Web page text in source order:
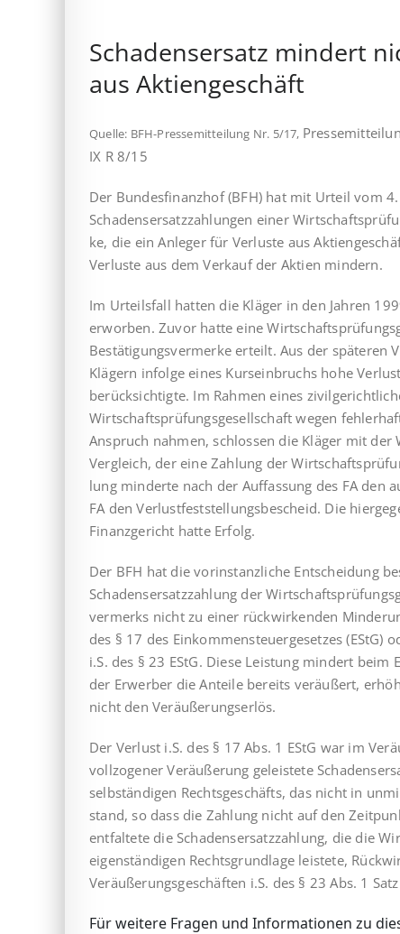
Schadensersatz mindert
aus Aktiengeschäft
Quelle: BFH-Pressemitteilung Nr. 5/17,
IX R 8/15
Der Bundesfinanzhof (BFH) hat mit Urteil vom
Schadens­ersatz­zahlungen einer
ke, die ein Anleger für Verluste aus
Verluste aus dem Verkauf der Aktien mindern.
Im Urteilsfall hatten die Kläger in den Jahren
erworben. Zuvor hatte eine
Bestätigungsvermerke erteilt. Aus der späteren
Klägern infolge eines Kurseinbruchs hohe
berücksichtigte. Im Rahmen eines
Wirtschaftsprüfungsgesellschaft wegen
Anspruch nahmen, schlossen die Kläger mit
Vergleich, der eine Zahlung der
lung minderte nach der Auffassung des FA den
FA den Verlust­fest­stel­lungs­bescheid. Die
Finanzgericht hatte Erfolg.
Der BFH hat die vorinstanzliche Entscheidung
Schadensersatzzahlung der
vermerks nicht zu einer rückwirkenden
des § 17 des Ein­kom­mensteuergesetzes (EStG)
i.S. des § 23 EStG. Diese Leistung mindert
der Erwerber die Anteile bereits veräußert,
nicht den Veräußerungserlös.
Der Verlust i.S. des § 17 Abs. 1 EStG war im
vollzogener Veräußerung geleistete
selbständigen Rechtsgeschäfts, das nicht in
stand, so dass die Zahlung nicht auf den
entfaltete die Schadens­ersatz­zahlung, die die
eigenständigen Rechtsgrundlage leistete,
Veräußerungsgeschäften i.S. des § 23 Abs. 1
Für weitere Fragen und Informationen zu